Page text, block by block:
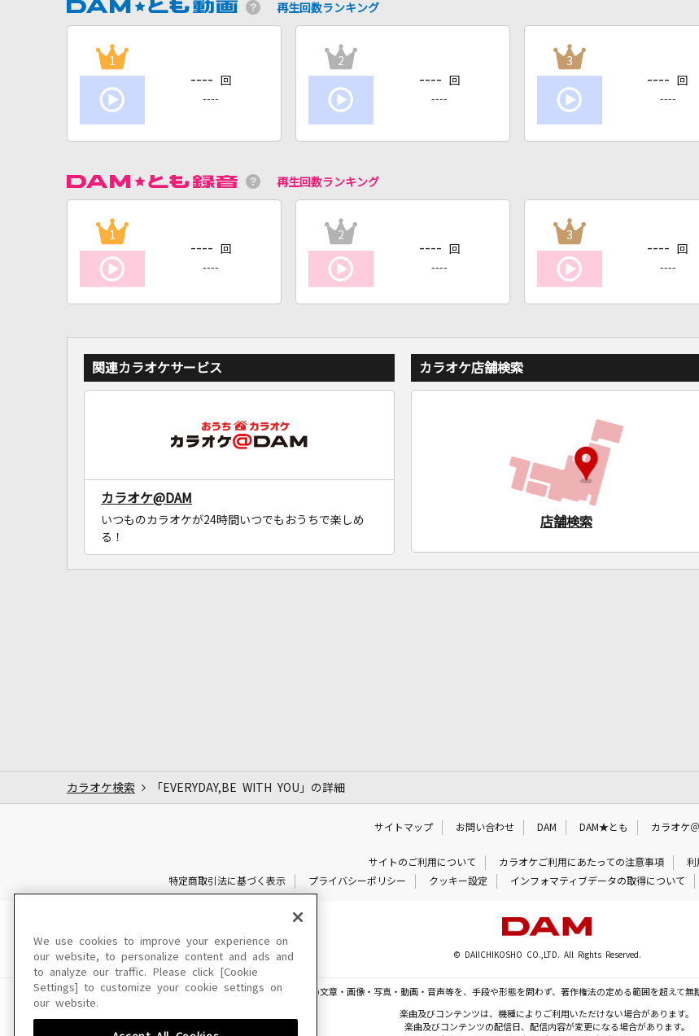
再生回数ランキング
1
---- 回
----
2
---- 回
----
3
---- 回
----
再生回数ランキング
1
---- 回
----
2
---- 回
----
3
---- 回
----
関連カラオケサービス
カラオケ@DAM
いつものカラオケが24時間いつでもおうちで楽しめ
る！
カラオケ店舗検索
店舗検索
カラオケ検索 「EVERYDAY,BE WITH YOU」の詳細
サイトマップ お問い合わせ DAM DAM★とも カラオケ
サイトのご利用について カラオケご利用にあたっての注意事項
利
特定商取引法に基づく表示
プライバシーポリシー クッキー設定 インフォマティブデータの取得について
© DAIICHIKOSHO CO.,LTD. All Rights Reserved.
このサイトに掲載されている一切の文章・画像・写真・動画・音声等を、手段や形態を問わず、著作権法の定める範囲を超えて無
楽曲及びコンテンツは、機種によりご利用いただけない場合があります。
楽曲及びコンテンツの配信日、配信内容が変更になる場合があります。
We use cookies to improve your experience on
our website, to personalize content and ads and
to analyze our traffic. Please click [Cookie
Settings] to customize your cookie settings on
our website.